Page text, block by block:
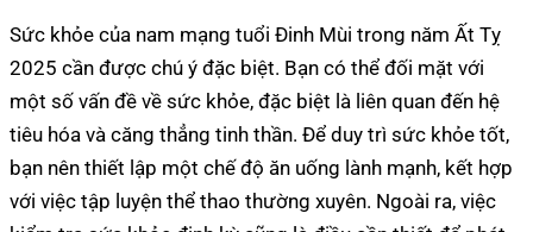
Sức khỏe của nam mạng tuổi Đinh Mùi trong năm Ất Tỵ
2025 cần được chú ý đặc biệt. Bạn có thể đối mặt với
một số vấn đề về sức khỏe, đặc biệt là liên quan đến hệ
tiêu hóa và căng thẳng tinh thần. Để duy trì sức khỏe tốt,
bạn nên thiết lập một chế độ ăn uống lành mạnh, kết hợp
với việc tập luyện thể thao thường xuyên. Ngoài ra, việc